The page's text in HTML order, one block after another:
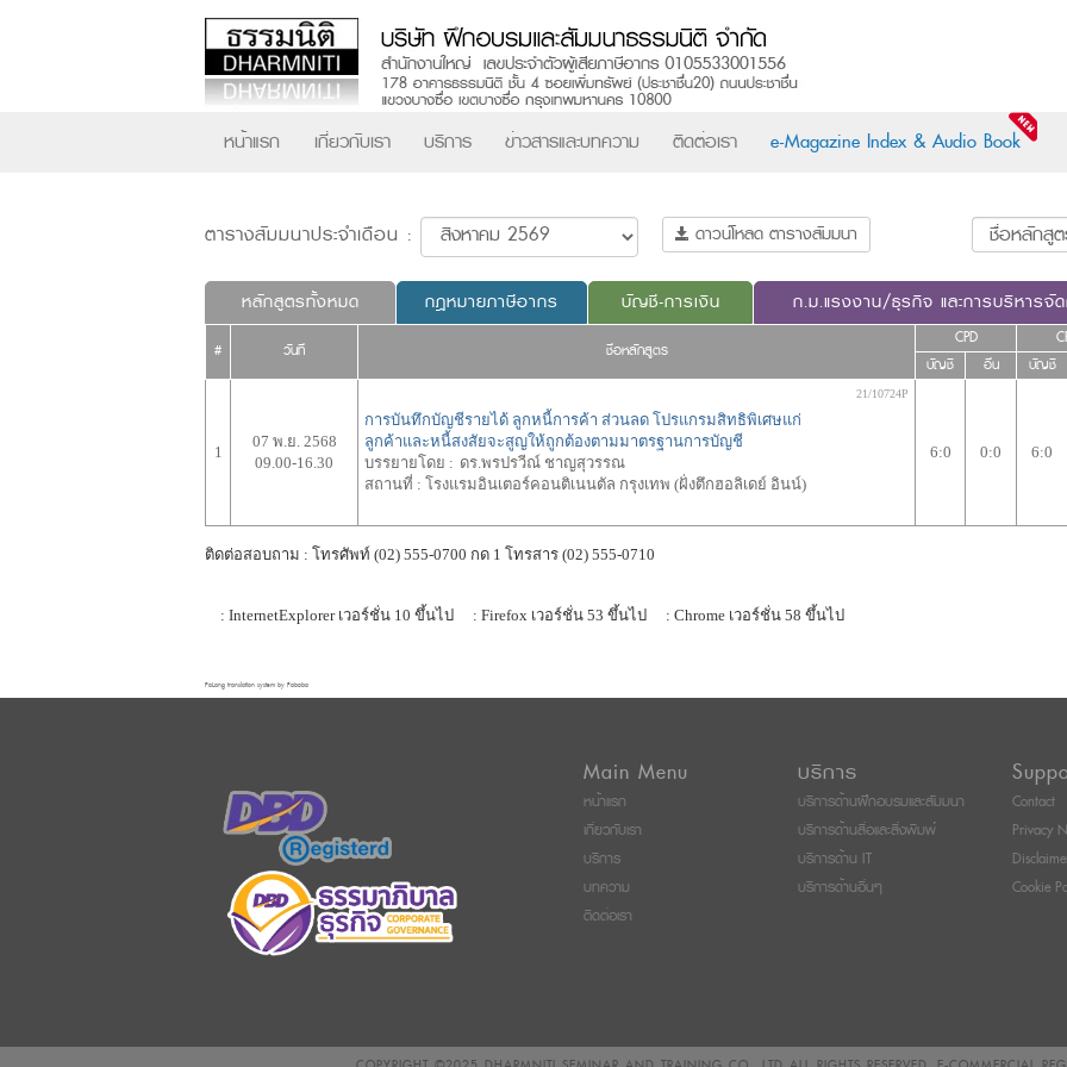
หน้าแรก เกี่ยวกับเรา บริการ ข่าวสารและบทความ ติดต่อเรา e-Magazine Index & Audio Book
ตารางสัมมนาประจำเดือน : ดาวน์โหลด ตารางสัมมนา
หลักสูตรทั้งหมด กฎหมายภาษีอากร บัญชี-การเงิน ก.ม.แรงงาน/ธุรกิจ และการบริหารจั
# วันที่ ชื่อหลักสูตร
CPD
บัญชี อื่น บัญชี
1
07 พ.ย. 2568
09.00-16.30
การบันทึกบัญชีรายได้ ลูกหนี้การค้า ส่วนลด โปรแกรมสิทธิพิเศษแก่
ลูกค้าและหนี้สงสัยจะสูญให้ถูกต้องตามมาตรฐานการบัญชี
บรรยายโดย : ดร.พรปรวีณ์ ชาญสุวรรณ
สถานที่ : โรงแรมอินเตอร์คอนติเนนตัล กรุงเทพ (ฝั่งตึกฮอลิเดย์ อินน์)
21/10724P
6:0 0:0 6:0
ติดต่อสอบถาม : โทรศัพท์ (02) 555-0700 กด 1 โทรสาร (02) 555-0710
: InternetExplorer เวอร์ชั่น 10 ขึ้นไป : Firefox เวอร์ชั่น 53 ขึ้นไป : Chrome เวอร์ชั่น 58 ขึ้นไป
FaLang translation system by Faboba
Main Menu
หน้าแรก
เกี่ยวกับเรา
บริการ
บทความ
ติดต่อเรา
บริการ
บริการด้านฝึกอบรมและสัมมนา
บริการด้านสื่อและสิ่งพิมพ์
บริการด้าน IT
บริการด้านอื่นๆ
Contact
Privacy
Cookie